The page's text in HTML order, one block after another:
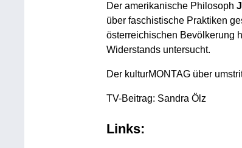
Der amerikanische Philosoph
über faschistische Praktiken
österreichischen Bevölkerung
Widerstands untersucht.
Der kulturMONTAG über
TV-Beitrag: Sandra Ölz
Links: